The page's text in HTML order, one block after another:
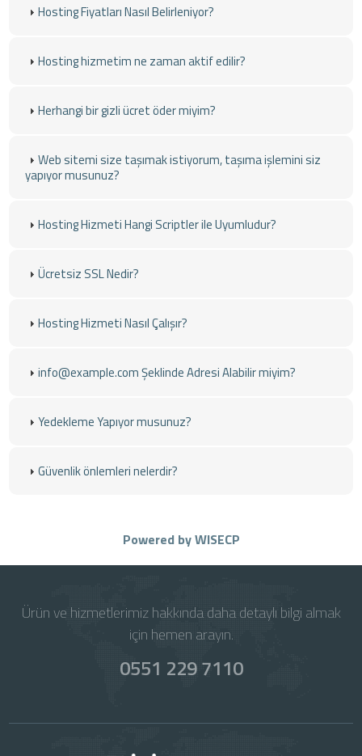
Hosting Fiyatları Nasıl Belirleniyor?
Hosting hizmetim ne zaman aktif edilir?
Herhangi bir gizli ücret öder miyim?
Web sitemi size taşımak istiyorum, taşıma işlemini siz
yapıyor musunuz?
Hosting Hizmeti Hangi Scriptler ile Uyumludur?
Ücretsiz SSL Nedir?
Hosting Hizmeti Nasıl Çalışır?
info@example.com Şeklinde Adresi Alabilir miyim?
Yedekleme Yapıyor musunuz?
Güvenlik önlemleri nelerdir?
Powered byWISECP
Ürün ve hizmetlerimiz hakkında daha detaylı bilgi almak
için hemen arayın.
0551 229 7110